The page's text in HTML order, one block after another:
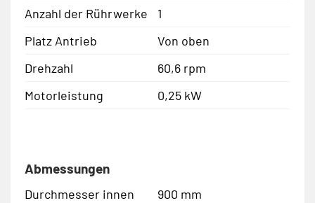
Anzahl der Rührwerke
1
Platz Antrieb
Von oben
Drehzahl
60,6 rpm
Motorleistung
0,25 kW
Abmessungen
Durchmesser innen
900 mm